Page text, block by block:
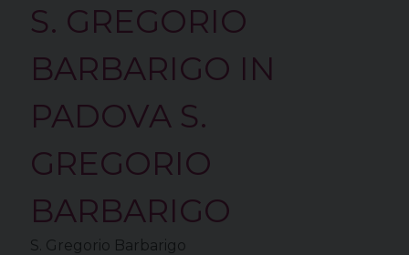
S. GREGORIO
BARBARIGO IN
PADOVA S.
GREGORIO
BARBARIGO
S. Gregorio Barbarigo